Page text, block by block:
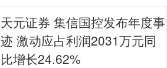
天元证券 集信国控发布年度事
迹 激动应占利润2031万元同
比增长24.62%